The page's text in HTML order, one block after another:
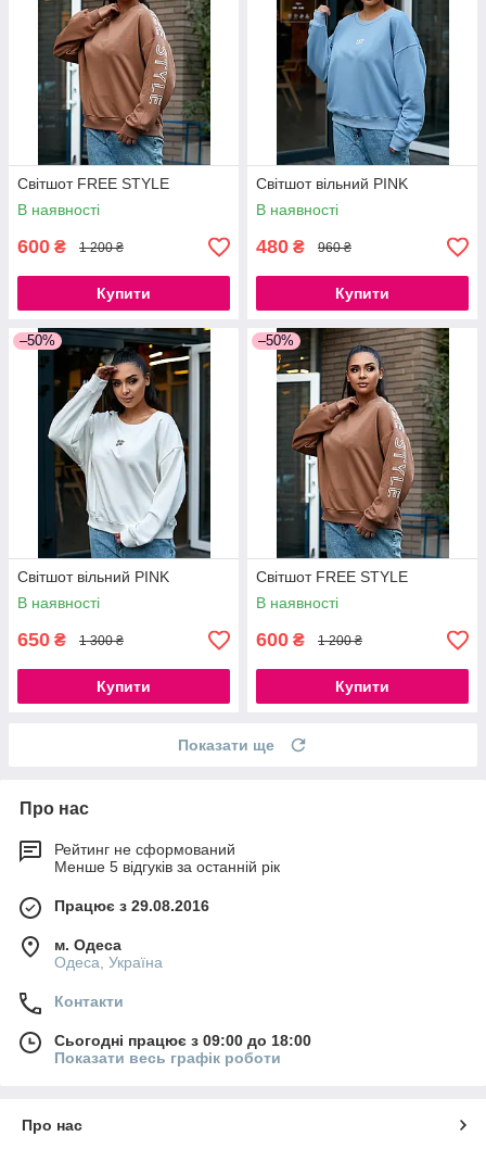
Світшот FREE STYLE
В наявності
600 ₴ 1 200 ₴
Купити
Світшот вільний PINK
В наявності
480 ₴ 960 ₴
Купити
–50%
Світшот вільний PINK
В наявності
650 ₴ 1 300 ₴
Купити
–50%
Світшот FREE STYLE
В наявності
600 ₴ 1 200 ₴
Купити
Показати ще
Про нас
Рейтинг не сформований
Менше 5 відгуків за останній рік
Працює з 29.08.2016
м. Одеса
Одеса, Україна
Контакти
Сьогодні працює з 09:00 до 18:00
Показати весь графік роботи
Про нас